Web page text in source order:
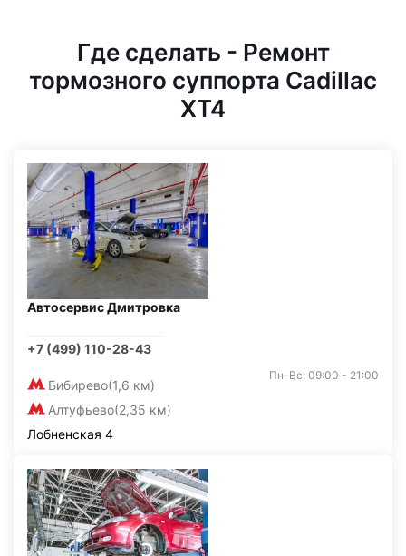
Где сделать - Ремонт
тормозного суппорта Cadillac
XT4
Автосервис Дмитровка
+7 (499) 110-28-43
Бибирево(1,6 км)
Алтуфьево(2,35 км)
Пн-Вс: 09:00 - 21:00
Лобненская 4